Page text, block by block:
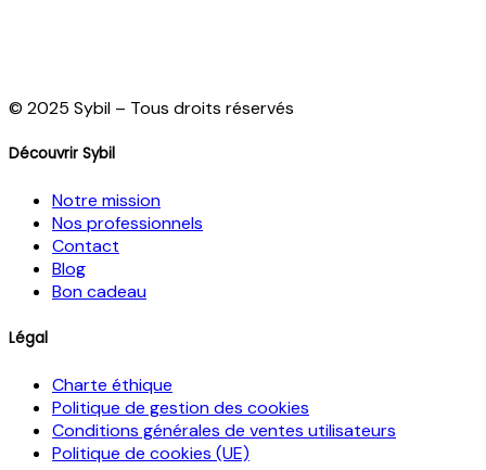
© 2025 Sybil – Tous droits réservés
Découvrir Sybil
Notre mission
Nos professionnels
Contact
Blog
Bon cadeau
Légal
Charte éthique
Politique de gestion des cookies
Conditions générales de ventes utilisateurs
Politique de cookies (UE)